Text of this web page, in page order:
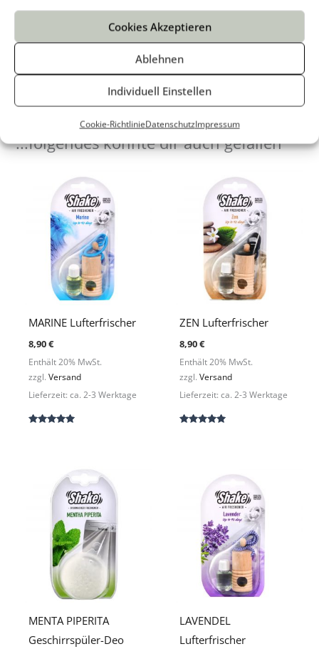
Cookies Akzeptieren
Ablehnen
Individuell Einstellen
Cookie-RichtlinieDatenschutzImpressum
...folgendes könnte dir auch gefallen
MARINE Lufterfrischer
8,90€
Enthält 20% MwSt.
zzgl. Versand
Lieferzeit: ca. 2-3 Werktage
ZEN Lufterfrischer
8,90€
Enthält 20% MwSt.
zzgl. Versand
Lieferzeit: ca. 2-3 Werktage
MENTA PIPERITA
Geschirrspüler-Deo
LAVENDEL
Lufterfrischer